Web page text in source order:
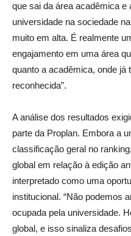
que sai da área acadêmica e
universidade na sociedade
muito em alta. É realmente
engajamento em uma área
quanto a acadêmica, onde já
reconhecida”.
A análise dos resultados
parte da Proplan. Embora a
classificação geral no
global em relação à edição
interpretado como uma
institucional. “Não podemos
ocupada pela universidade.
global, e isso sinaliza